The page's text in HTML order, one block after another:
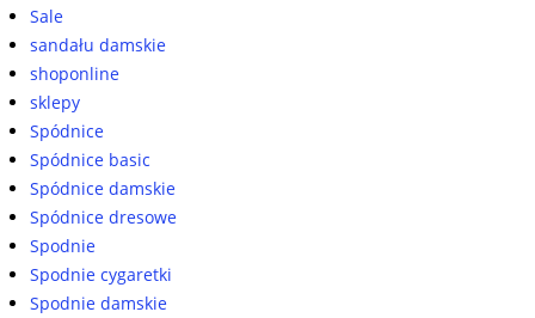
Sale
sandału damskie
shoponline
sklepy
Spódnice
Spódnice basic
Spódnice damskie
Spódnice dresowe
Spodnie
Spodnie cygaretki
Spodnie damskie